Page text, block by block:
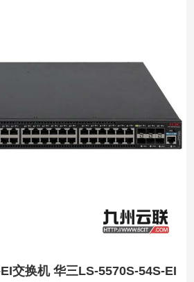
交换机 华三LS-5570S-54S-EI